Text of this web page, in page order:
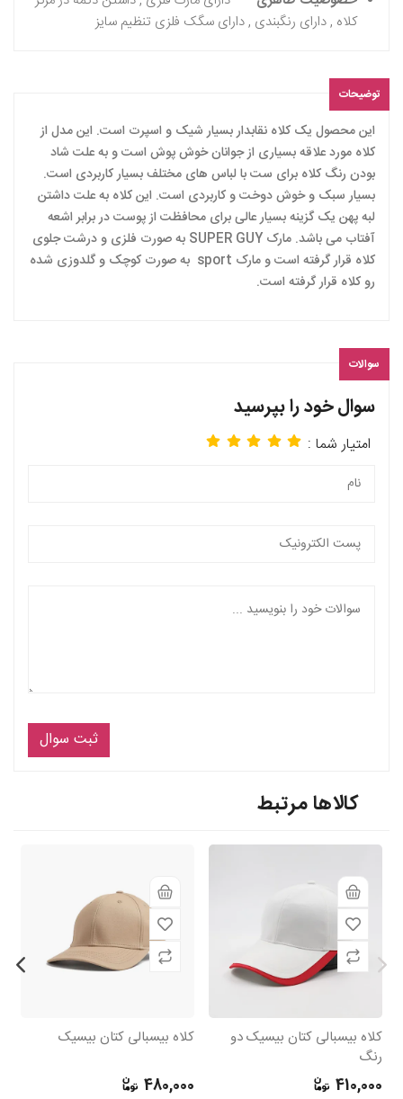
کلاه , دارای رنگبندی , دارای سگک فلزی تنظیم سایز
توضیحات
این محصول یک کلاه نقابدار بسیار شیک و اسپرت است. این مدل از
کلاه مورد علاقه بسیاری از جوانان خوش پوش است و به علت شاد
بودن رنگ کلاه برای ست با لباس های مختلف بسیار کاربردی است.
بسیار سبک و خوش دوخت و کاربردی است. این کلاه به علت داشتن
لبه پهن یک گزینه بسیار عالی برای محافظت از پوست در برابر اشعه
آفتاب می باشد. مارک SUPER GUY به صورت فلزی و درشت جلوی
کلاه قرار گرفته است و مارک sport به صورت کوچک و گلدوزی شده
رو کلاه قرار گرفته است.
سوالات
سوال خود را بپرسید
امتیار شما :
ثبت سوال
کالاها مرتبط
کلاه بیسبالی کتان بیسیک دو
رنگ
410,000
کلاه بیسبالی کتان بیسیک
480,000